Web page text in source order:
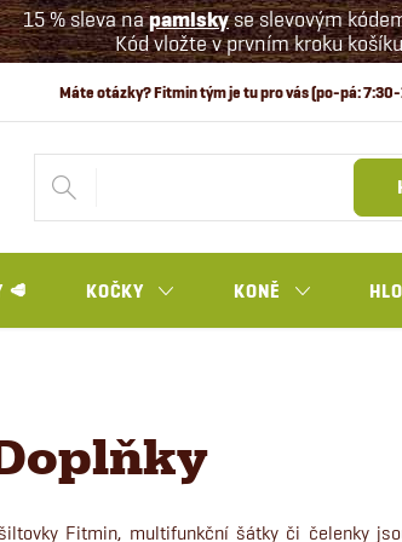
15 % sleva napamlskyse slevovým
Kód vložte v prvním kroku košíku
🥩 KOČKY KONĚ
Fitmin, multifunkční šátky či čelenky